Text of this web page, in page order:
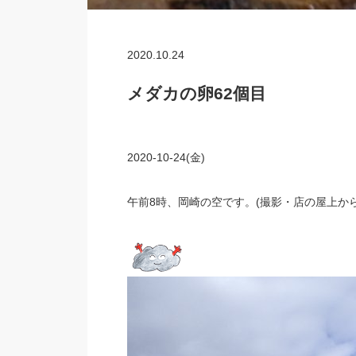
2020.10.24
メダカの卵62個目
2020-10-24(金)
午前8時、岡崎の空です。(撮影・店の屋上か